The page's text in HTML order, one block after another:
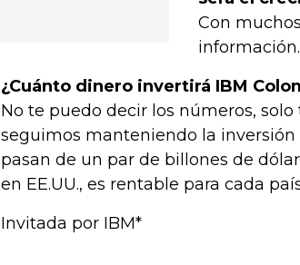
Con
información.
¿Cuánto dinero invertirá IBM
No te puedo decir los números,
seguimos manteniendo la
pasan de un par de billones de
en EE.UU., es rentable para cada
Invitada por IBM*